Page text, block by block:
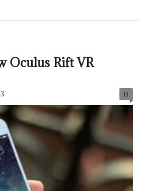
Oculus Rift VR
0